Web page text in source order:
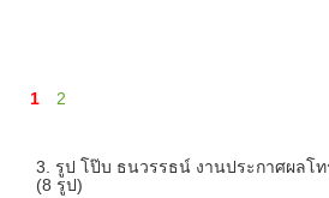
1 2
3. รูป โป๊บ ธนวรรธน์ งานประกาศผลโ
(8 รูป)